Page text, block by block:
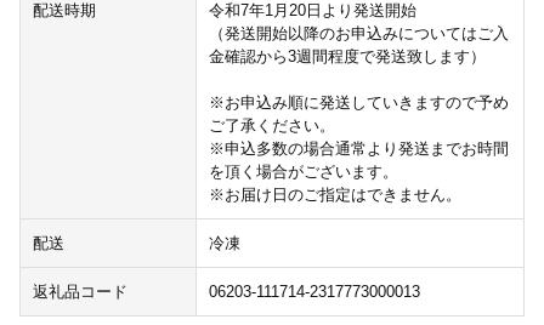
配送時期
令和7年1月20日より発送開始
（発送開始以降のお申込みについてはご入
金確認から3週間程度で発送致します）
※お申込み順に発送していきますので予め
ご了承ください。
※申込多数の場合通常より発送までお時間
を頂く場合がございます。
※お届け日のご指定はできません。
配送 冷凍
返礼品コード 06203-111714-2317773000013